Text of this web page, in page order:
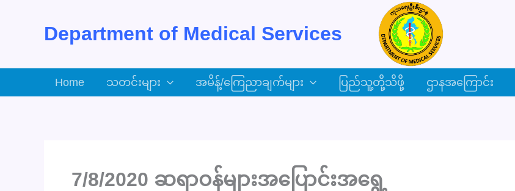
Department of Medical Services
Home သတင်းများ အမိန့်/ကြေညာချက်များ ပြည်သူ့တို့သိဖို့ ဌာနအကြောင်း
7/8/2020 ဆရာဝန်များအပြောင်းအရွေ့